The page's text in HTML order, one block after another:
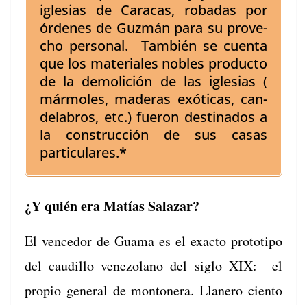
igle­sias de Cara­cas, robadas por
órdenes de Guzmán para su prove­
cho per­son­al. Tam­bién se cuen­ta
que los mate­ri­ales nobles pro­duc­to
de la demoli­ción de las igle­sias (
már­moles, maderas exóti­cas, can­
de­labros, etc.) fueron des­ti­na­dos a
la con­struc­ción de sus casas
particulares.*
¿Y quién era Matías Salazar?
El vence­dor de Gua­ma es el exac­to pro­totipo
del caudil­lo vene­zolano del siglo XIX: el
pro­pio gen­er­al de mon­ton­era. Llanero cien­to